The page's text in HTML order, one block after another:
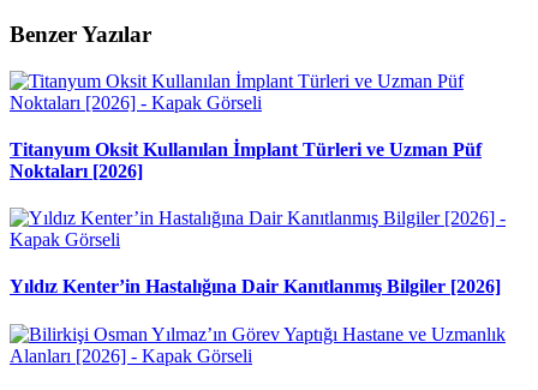
Benzer Yazılar
Titanyum Oksit Kullanılan İmplant Türleri ve Uzman Püf
Noktaları [2026]
Yıldız Kenter’in Hastalığına Dair Kanıtlanmış Bilgiler [2026]